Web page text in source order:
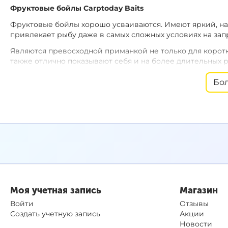
Диаметр:
CTB116
Диаметр:
Вкус: Острые
CTB107
Вкус: Мульти
CTB109
Фруктовые бойлы Carptoday Baits
Фруктовые бойлы хорошо усваиваются. Имеют яркий,
привлекает рыбу даже в самых сложных условиях на
Являются превосходной приманкой не только для
также отлично показывают себя и на более длительных
Если Вы ищете универсальные круглогодичные
Carptoday Baits
Моя учетная запись
Войти
Создать учетную запись
Магазин
Отзывы
Акции
Новости